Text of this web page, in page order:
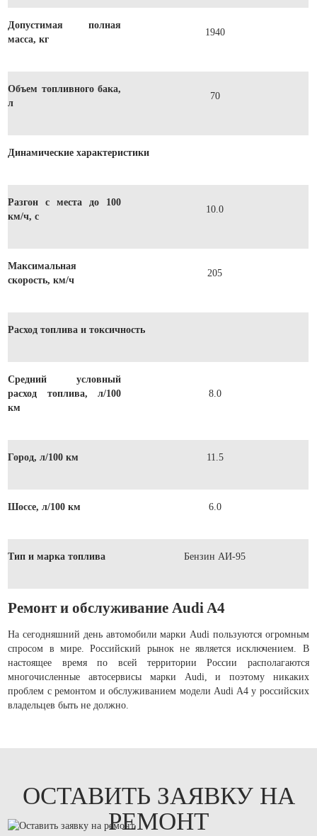
Допустимая полная
масса, кг
1940
Объем топливного бака,
л
70
Динамические характеристики
Разгон с места до 100
км/ч, с
10.0
Максимальная
скорость, км/ч
205
Расход топлива и токсичность
Средний условный
расход топлива, л/100
км
8.0
Город, л/100 км 11.5
Шоссе, л/100 км 6.0
Тип и марка топлива Бензин АИ-95
Ремонт и обслуживание Audi A4
На сегодняшний день автомобили марки Audi пользуются огромным
спросом в мире. Российский рынок не является исключением. В
настоящее время по всей территории России располагаются
многочисленные автосервисы марки Audi, и поэтому никаких
проблем с ремонтом и обслуживанием модели Audi A4 у российских
владельцев быть не должно.
ОСТАВИТЬ ЗАЯВКУ НА
РЕМОНТ